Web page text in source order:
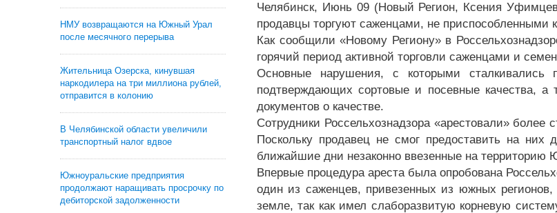
НМУ возвращаются на Южный Урал
после месячного перерыва
Жительница Озерска, кинувшая
наркодилера на три миллиона рублей,
отправится в колонию
В Челябинской области увеличили
транспортный налог вдвое
Южноуральские предприятия
продолжают наращивать просрочку по
дебиторской задолженности
Челябинск, Июнь 09 (Новый Регион, Ксения
продавцы торгуют саженцами, не приспособленными
Как сообщили «Новому Региону» в
горячий период активной торговли саженцами и
Основные нарушения, с которыми сталкивались
подтверждающих сортовые и посевные качества,
документов о качестве.
Сотрудники Россельхознадзора «арестовали»
Поскольку продавец не смог предоставить на
ближайшие дни незаконно ввезенные на территорию
Впервые процедура ареста была опробована
один из саженцев, привезенных из южных
земле, так как имел слаборазвитую корневую